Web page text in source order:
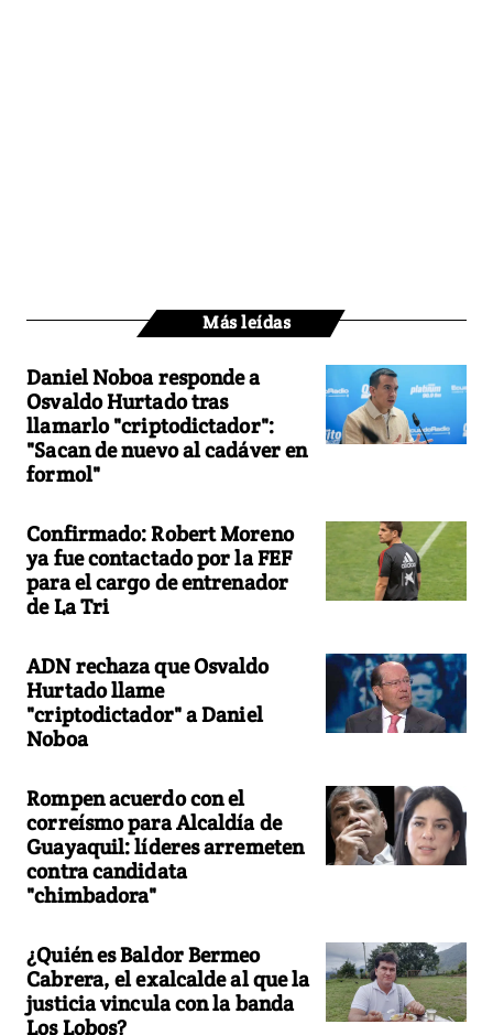
Más leídas
Daniel Noboa responde a
Osvaldo Hurtado tras
llamarlo "criptodictador":
"Sacan de nuevo al cadáver en
formol"
Confirmado: Robert Moreno
ya fue contactado por la FEF
para el cargo de entrenador
de La Tri
ADN rechaza que Osvaldo
Hurtado llame
"criptodictador" a Daniel
Noboa
Rompen acuerdo con el
correísmo para Alcaldía de
Guayaquil: líderes arremeten
contra candidata
"chimbadora"
¿Quién es Baldor Bermeo
Cabrera, el exalcalde al que la
justicia vincula con la banda
Los Lobos?